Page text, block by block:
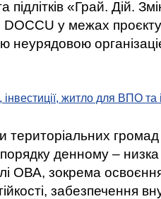
підлітків «Грай. Дій.
DOCCU у межах
неурядовою
інвестиції, житло для ВПО
територіальних громад
денному –
ОВА, зокрема освоєння
забезпечення